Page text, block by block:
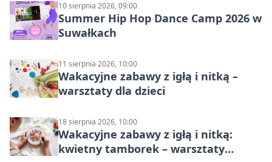
10 sierpnia 2026, 09:00
Summer Hip Hop Dance Camp 2026 w
Suwałkach
11 sierpnia 2026, 10:00
Wakacyjne zabawy z igłą i nitką –
warsztaty dla dzieci
18 sierpnia 2026, 10:00
Wakacyjne zabawy z igłą i nitką:
kwietny tamborek – warsztaty